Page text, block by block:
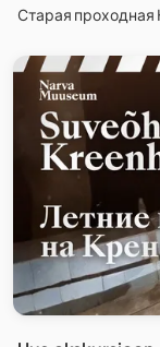
Старая